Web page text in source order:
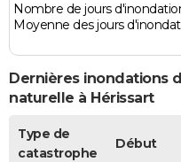
Nombre de jours
Moyenne des jours
Dernières inondations
naturelle à Hérissart
Type de
catastrophe
Début